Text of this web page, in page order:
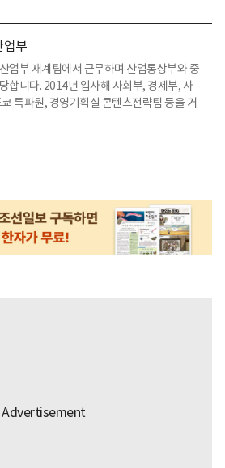
업부
업부 재계팀에서 근무하며 산업통상부와 중
합니다. 2014년 입사해 사회부, 경제부, 사
특파원, 경영기획실 콘텐츠전략팀 등을 거